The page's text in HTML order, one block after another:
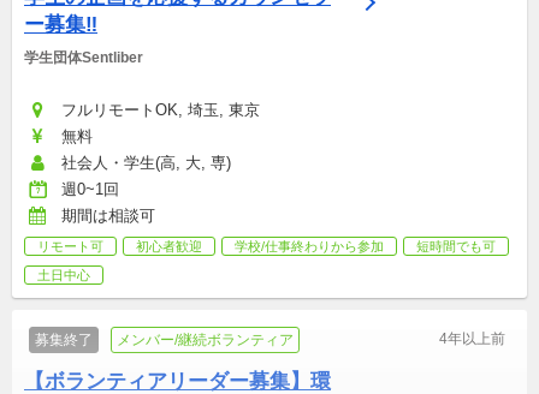
ー募集‼
学生団体Sentliber
フルリモートOK, 埼玉, 東京
無料
社会人・学生(高, 大, 専)
週0~1回
期間は相談可
リモート可 初心者歓迎 学校/仕事終わりから参加
短時間でも可
土日中心
募集終了 メンバー/継続ボランティア 4年以上前
【ボランティアリーダー募集】環